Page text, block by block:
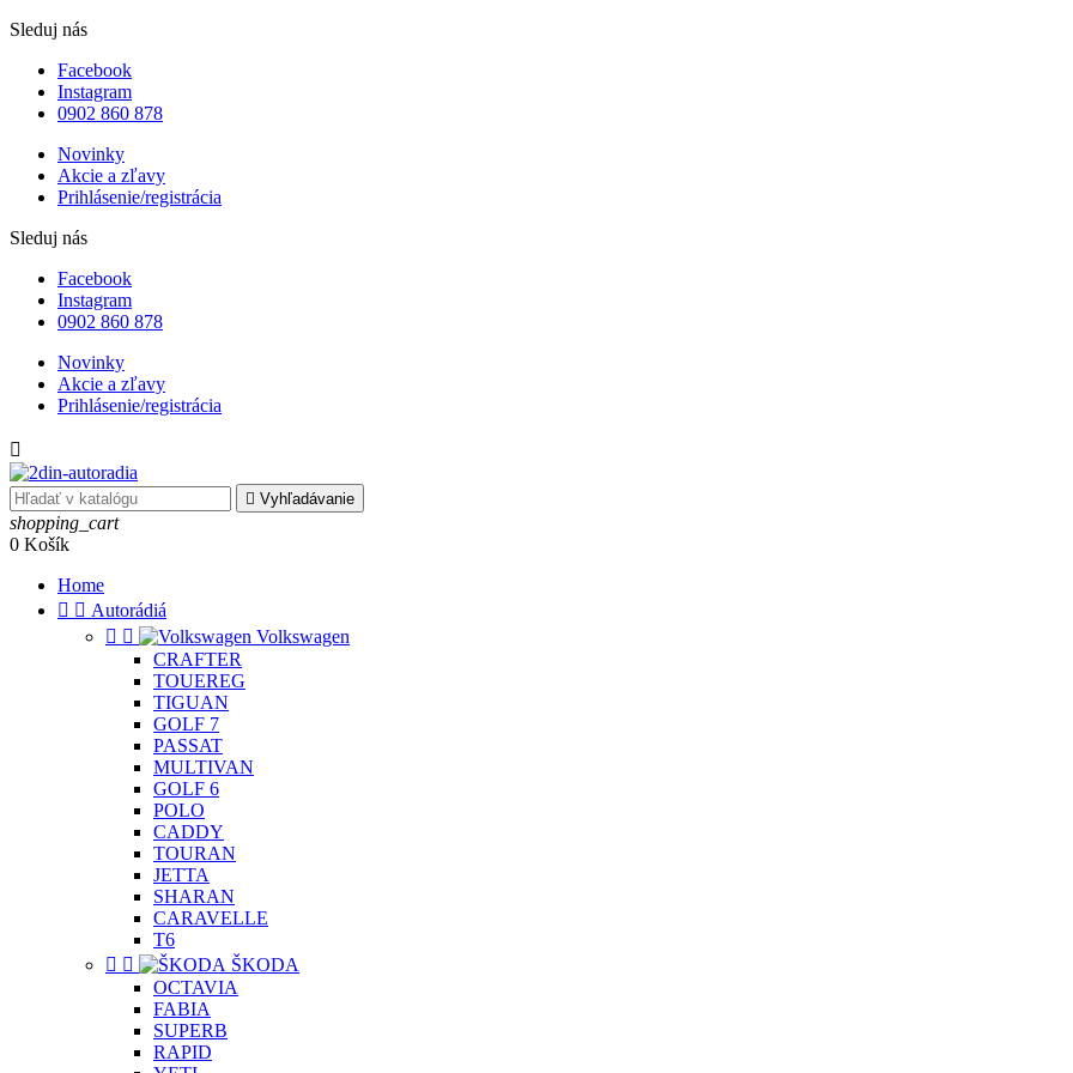
Sleduj nás
Facebook
Instagram
0902 860 878
Novinky
Akcie a zľavy
Prihlásenie/registrácia
Sleduj nás
Facebook
Instagram
0902 860 878
Novinky
Akcie a zľavy
Prihlásenie/registrácia

 Vyhľadávanie
shopping_cart
0 Košík
Home
  Autorádiá
 
Volkswagen
CRAFTER
TOUEREG
TIGUAN
GOLF 7
PASSAT
MULTIVAN
GOLF 6
POLO
CADDY
TOURAN
JETTA
SHARAN
CARAVELLE
T6
 
ŠKODA
OCTAVIA
FABIA
SUPERB
RAPID